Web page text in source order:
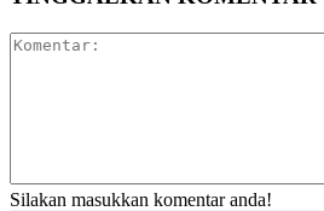
Silakan masukkan komentar anda!